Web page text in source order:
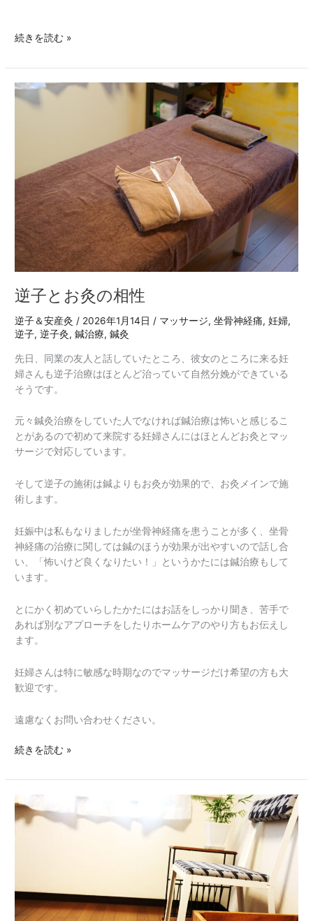
続きを読む »
逆子とお灸の相性
逆子＆安産灸 / 2026年1月14日 / マッサージ,坐骨神経痛,妊婦,
逆子,逆子灸,鍼治療,鍼灸
先日、同業の友人と話していたところ、彼女のところに来る妊
婦さんも逆子治療はほとんど治っていて自然分娩ができている
そうです。
元々鍼灸治療をしていた人でなければ鍼治療は怖いと感じるこ
とがあるので初めて来院する妊婦さんにはほとんどお灸とマッ
サージで対応しています。
そして逆子の施術は鍼よりもお灸が効果的で、お灸メインで施
術します。
妊娠中は私もなりましたが坐骨神経痛を患うことが多く、坐骨
神経痛の治療に関しては鍼のほうが効果が出やすいので話し合
い、「怖いけど良くなりたい！」というかたには鍼治療もして
います。
とにかく初めていらしたかたにはお話をしっかり聞き、苦手で
あれば別なアプローチをしたりホームケアのやり方もお伝えし
ます。
妊婦さんは特に敏感な時期なのでマッサージだけ希望の方も大
歓迎です。
遠慮なくお問い合わせください。
逆
相
性
続きを読む »
そ
の
こ
か